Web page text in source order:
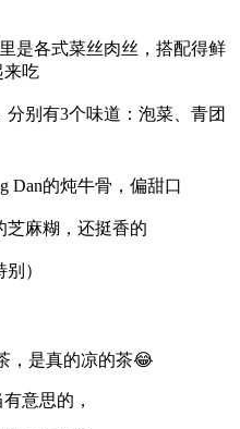
是各式菜丝肉丝，搭配得鲜
来吃
别有3个味道：泡菜、青团
Dan的炖牛骨，偏甜口
芝麻糊，还挺香的
）
，是真的凉的茶😂
意思的，